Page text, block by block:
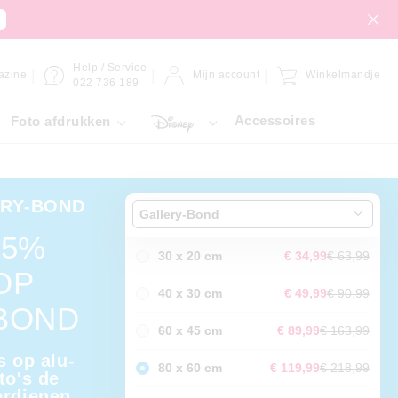
Help / Service
022 736 189
Mijn account Winkelmandje
Foto afdrukken Accessoires
BOND
op alu-
de
Gallery-Bond
30 x 20 cm € 34,99€ 63,99
40 x 30 cm € 49,99€ 90,99
60 x 45 cm € 89,99€ 163,99
80 x 60 cm € 119,99€ 218,99